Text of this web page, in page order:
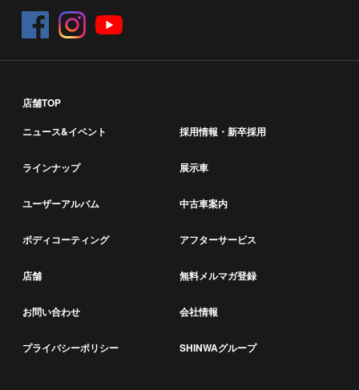
店舗TOP
ニュース&イベント
採用情報・新卒採用
ラインナップ 展示車
ユーザーアルバム 中古車案内
ボディコーティング アフターサービス
店舗 無料メルマガ登録
お問い合わせ 会社情報
プライバシーポリシー SHINWAグループ